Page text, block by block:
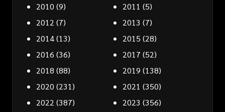
2010 (9) 2011 (5)
2012 (7) 2013 (7)
2014(13) 2015 (28)
2016 (36) 2017 (52)
2018 (88) 2019 (138)
2020 (231) 2021 (350)
2022 (387) 2023 (356)